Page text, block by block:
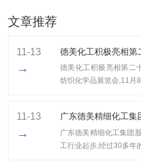
文章推荐
11-13
→
德美化工积极亮相第
德美化工积极亮相第二
纺织化学品展览会,11月
11-13
→
广东德美精细化工集
广东德美精细化工集团
工行业起步,经过30多年